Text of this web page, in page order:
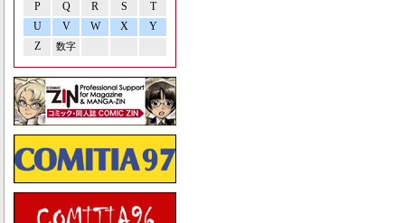
P Q R S
T
U
V W X
Y
Z
数字